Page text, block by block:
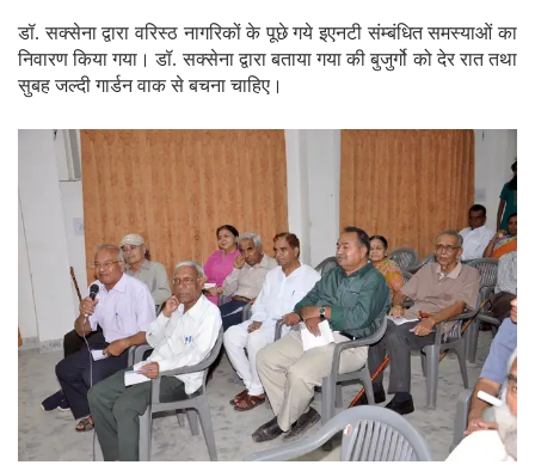
डॉ. सक्सेना द्वारा वरिस्ठ नागरिकों के पूछे गये इएनटी संम्बंधित समस्याओं का
निवारण किया गया। डॉ. सक्सेना द्वारा बताया गया की बुजुर्गो को देर रात तथा
सुबह जल्दी गार्डन वाक से बचना चाहिए।